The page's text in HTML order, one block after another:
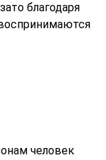
благодаря
человек